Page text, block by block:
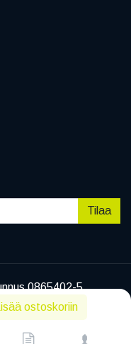
ostoskoriin
Tilaa
0865402-5
EC